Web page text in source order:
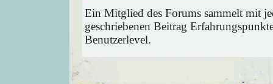
Ein Mitglied des Forums sammelt mit
geschriebenen Beitrag
Benutzerlevel.